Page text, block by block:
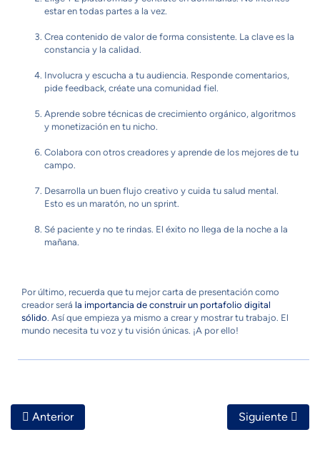
estar en todas partes a la vez.
Crea contenido de valor de forma consistente. La clave es la
constancia y la calidad.
Involucra y escucha a tu audiencia. Responde comentarios,
pide feedback, créate una comunidad fiel.
Aprende sobre técnicas de crecimiento orgánico, algoritmos
y monetización en tu nicho.
Colabora con otros creadores y aprende de los mejores de tu
campo.
Desarrolla un buen flujo creativo y cuida tu salud mental.
Esto es un maratón, no un sprint.
Sé paciente y no te rindas. El éxito no llega de la noche a la
mañana.
Por último, recuerda que tu mejor carta de presentación como
creador será la importancia de construir un portafolio digital
sólido. Así que empieza ya mismo a crear y mostrar tu trabajo. El
mundo necesita tu voz y tu visión únicas. ¡A por ello!
Artículo Anterior: ¿Qué Es El Trabajo Híbrido Y Remoto?
Anterior Artículo
Siguiente